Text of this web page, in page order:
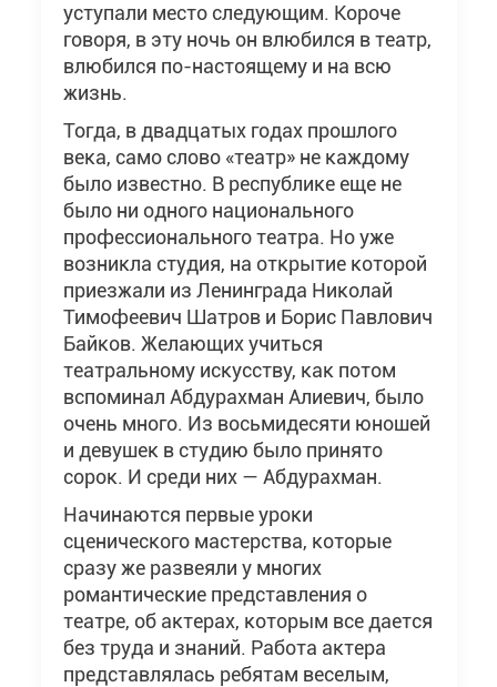
уступали место следующим. Короче
говоря, в эту ночь он влюбился в театр,
влюбился по-настоящему и на всю
жизнь.
Тогда, в двадцатых годах прошлого
века, само слово «театр» не каждому
было известно. В республике еще не
было ни одного национального
профессионального театра. Но уже
возникла студия, на открытие которой
приезжали из Ленинграда Николай
Тимофеевич Шатров и Борис Павлович
Байков. Желающих учиться
театральному искусству, как потом
вспоминал Абдурахман Алиевич, было
очень много. Из восьмидесяти юношей
и девушек в студию было принято
сорок. И среди них — Абдурахман.
Начинаются первые уроки
сценического мастерства, которые
сразу же развеяли у многих
романтические представления о
театре, об актерах, которым все дается
без труда и знаний. Работа актера
представлялась ребятам веселым,